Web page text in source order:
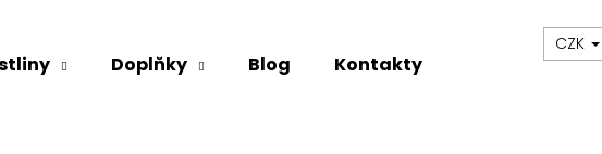
Doplňky Blog Kontakty
CZK